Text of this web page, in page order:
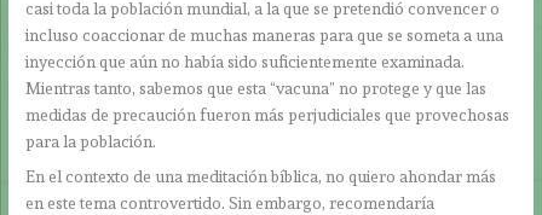
casi toda la población mundial, a la que se pretendió convencer o
incluso coaccionar de muchas maneras para que se someta a una
inyección que aún no había sido suficientemente examinada.
Mientras tanto, sabemos que esta “vacuna” no protege y que las
medidas de precaución fueron más perjudiciales que provechosas
para la población.
En el contexto de una meditación bíblica, no quiero ahondar más
en este tema controvertido. Sin embargo, recomendaría